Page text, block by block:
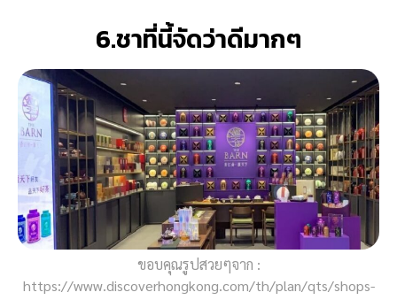
6.ชาที่นี้จัดว่าดีมากๆ
ขอบคุณรูปสวยๆจาก :
https://www.discoverhongkong.com/th/plan/qts/shops-